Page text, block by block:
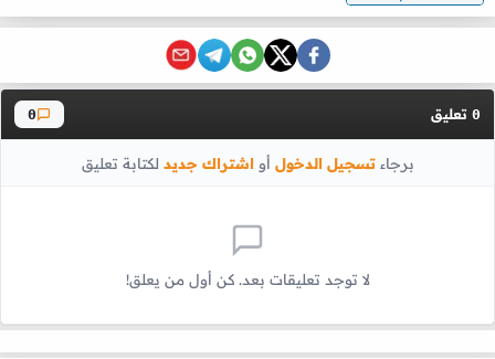
0 تعليق 0
برجاءتسجيل الدخول أواشتراك جديد لكتابة تعليق
لا توجد تعليقات بعد. كن أول من يعلق!